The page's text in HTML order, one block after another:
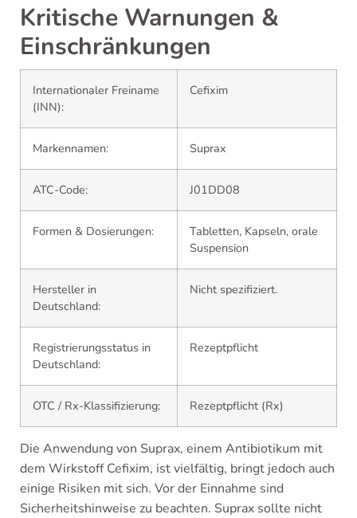
Kritische Warnungen &
Einschränkungen
Internationaler Freiname
(INN):
Cefixim
Markennamen: Suprax
ATC-Code: J01DD08
Formen & Dosierungen:
Tabletten, Kapseln, orale
Suspension
Hersteller in
Deutschland:
Nicht spezifiziert.
Registrierungsstatus in
Deutschland:
Rezeptpflicht
OTC / Rx-Klassifizierung: Rezeptpflicht (Rx)
Die Anwendung von Suprax, einem Antibiotikum mit
dem Wirkstoff Cefixim, ist vielfältig, bringt jedoch auch
einige Risiken mit sich. Vor der Einnahme sind
Sicherheitshinweise zu beachten. Suprax sollte nicht